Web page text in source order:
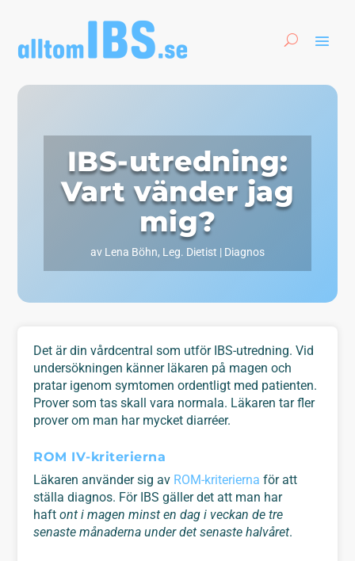
IBS-utredning:
Vart vänder jag
mig?
av Lena Böhn, Leg. Dietist | Diagnos
Det är din vårdcentral som utför IBS-utredning. Vid
undersökningen känner läkaren på magen och
pratar igenom symtomen ordentligt med patienten.
Prover som tas skall vara normala. Läkaren tar fler
prover om man har mycket diarréer.
ROM IV-kriterierna
Läkaren använder sig av ROM-kriterierna för att
ställa diagnos. För IBS gäller det att man har
haftont i magen minst en dag i veckan de tre
senaste månaderna under det senaste halvåret.